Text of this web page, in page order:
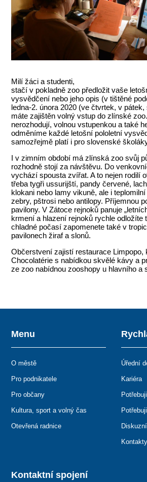
Milí žáci a studenti,
stačí v pokladně zoo předložit vaše
vysvědčení nebo jeho opis (v tištěné
ledna-2. února 2020 (ve čtvrtek, v pátek,
máte zajištěn volný vstup do zlínské
nerozhodují, volnou vstupenkou a také
odměníme každé letošní pololetní
samozřejmě platí i pro slovenské
I v zimním období má zlínská zoo svůj
rozhodně stojí za návštěvu. Do
vychází spousta zvířat. A to nejen rodilí
třeba tygři ussurijští, pandy červené,
klokani nebo lamy vikuně, ale i
zebry, pštrosi nebo antilopy. Příjemnou
pavilony. V Zátoce rejnoků panuje
krmení a hlazení rejnoků rychle odložíte
chladné počasí zapomenete také v
pavilonech žiraf a slonů.
Občerstvení zajistí restaurace Limpopo,
Chocolatérie s nabídkou skvělé kávy a
ze zoo nabídnou zooshopy u hlavního a
Kontaktní spojení
Menu
O městě
Pro podnikatele
Pro občany
Kultura, sport a volný čas
Otevřená radnice
Úřední
Kariéra
Kontakty